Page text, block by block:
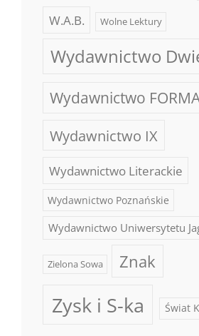
W.A.B. Wolne Lektury
Wydawnictwo
Wydawnictwo
Wydawnictwo IX
Wydawnictwo Literackie
Wydawnictwo Poznańskie
Wydawnictwo Uniwersytetu
Zielona Sowa Znak
Zysk i S-ka Świat